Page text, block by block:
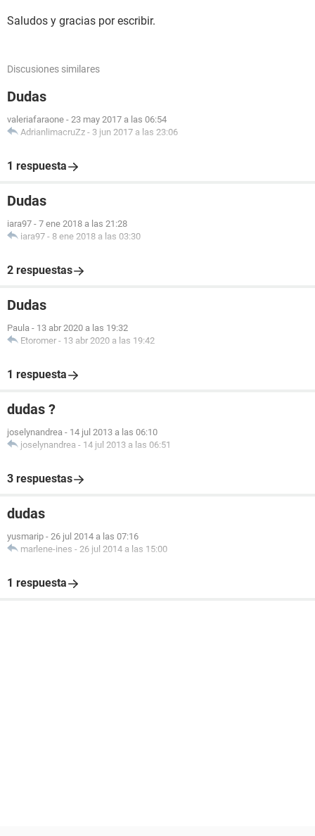
Saludos y gracias por escribir.
Discusiones similares
Dudas
valeriafaraone - 23 may 2017 a las 06:54
AdrianlimacruZz - 3 jun 2017 a las 23:06
1 respuesta
Dudas
iara97 - 7 ene 2018 a las 21:28
iara97 - 8 ene 2018 a las 03:30
2 respuestas
Dudas
Paula - 13 abr 2020 a las 19:32
Etoromer - 13 abr 2020 a las 19:42
1 respuesta
dudas ?
joselynandrea - 14 jul 2013 a las 06:10
joselynandrea - 14 jul 2013 a las 06:51
3 respuestas
dudas
yusmarip - 26 jul 2014 a las 07:16
marlene-ines - 26 jul 2014 a las 15:00
1 respuesta